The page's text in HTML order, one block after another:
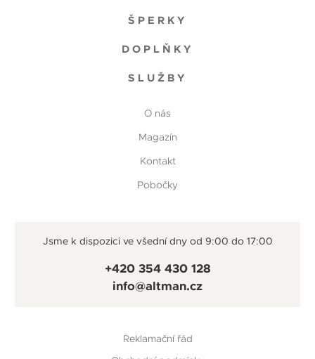
ŠPERKY
DOPLŇKY
SLUŽBY
O nás
Magazín
Kontakt
Pobočky
Jsme k dispozici ve všední dny od 9:00 do 17:00
+420 354 430 128
info@altman.cz
Reklamační řád